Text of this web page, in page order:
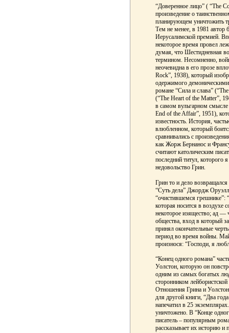
“Доверенное лицо” ( “The
произведение о
планирующем уничтожить
Тем не менее, в 1981 автор
Иерусалимской премией.
некоторое время провел
думая, что Шестидневная
термином. Несомненно,
неочевидна в его прозе
Rock”, 1938), который
одержимого
романе “Сила и слава”
(“The Heart of the Matter”,
в самом вульгарном смысле
End of the Affair”, 1951),
известность. История,
влюбленном, который
сравнивались с
как Жорж Бернанос и
считают католическим
последний титул,
недовольство Грин.
Грин то и дело
“Суть дела” Джордж
“очистившемся
которая носится в воздухе
некоторое изящество; ад —
общества, вход в который
принял окончательные
период во время войны.
произнося: “Господи, я
“Конец одного романа”
Уолстон, которую он
одним из самых богатых
сторонником
Отношения Грина и
для другой книги, “Два
напечатил в 25
уничтожено. В “Конце
писатель – популярным
рассказывает их историю и